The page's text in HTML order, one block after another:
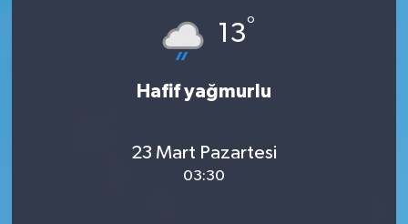
13°
Hafif yağmurlu
23 Mart Pazartesi
03:30